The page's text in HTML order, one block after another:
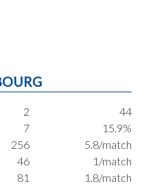
2
44
7
15.9%
256
5.8/match
46
1/match
81 1.8/match